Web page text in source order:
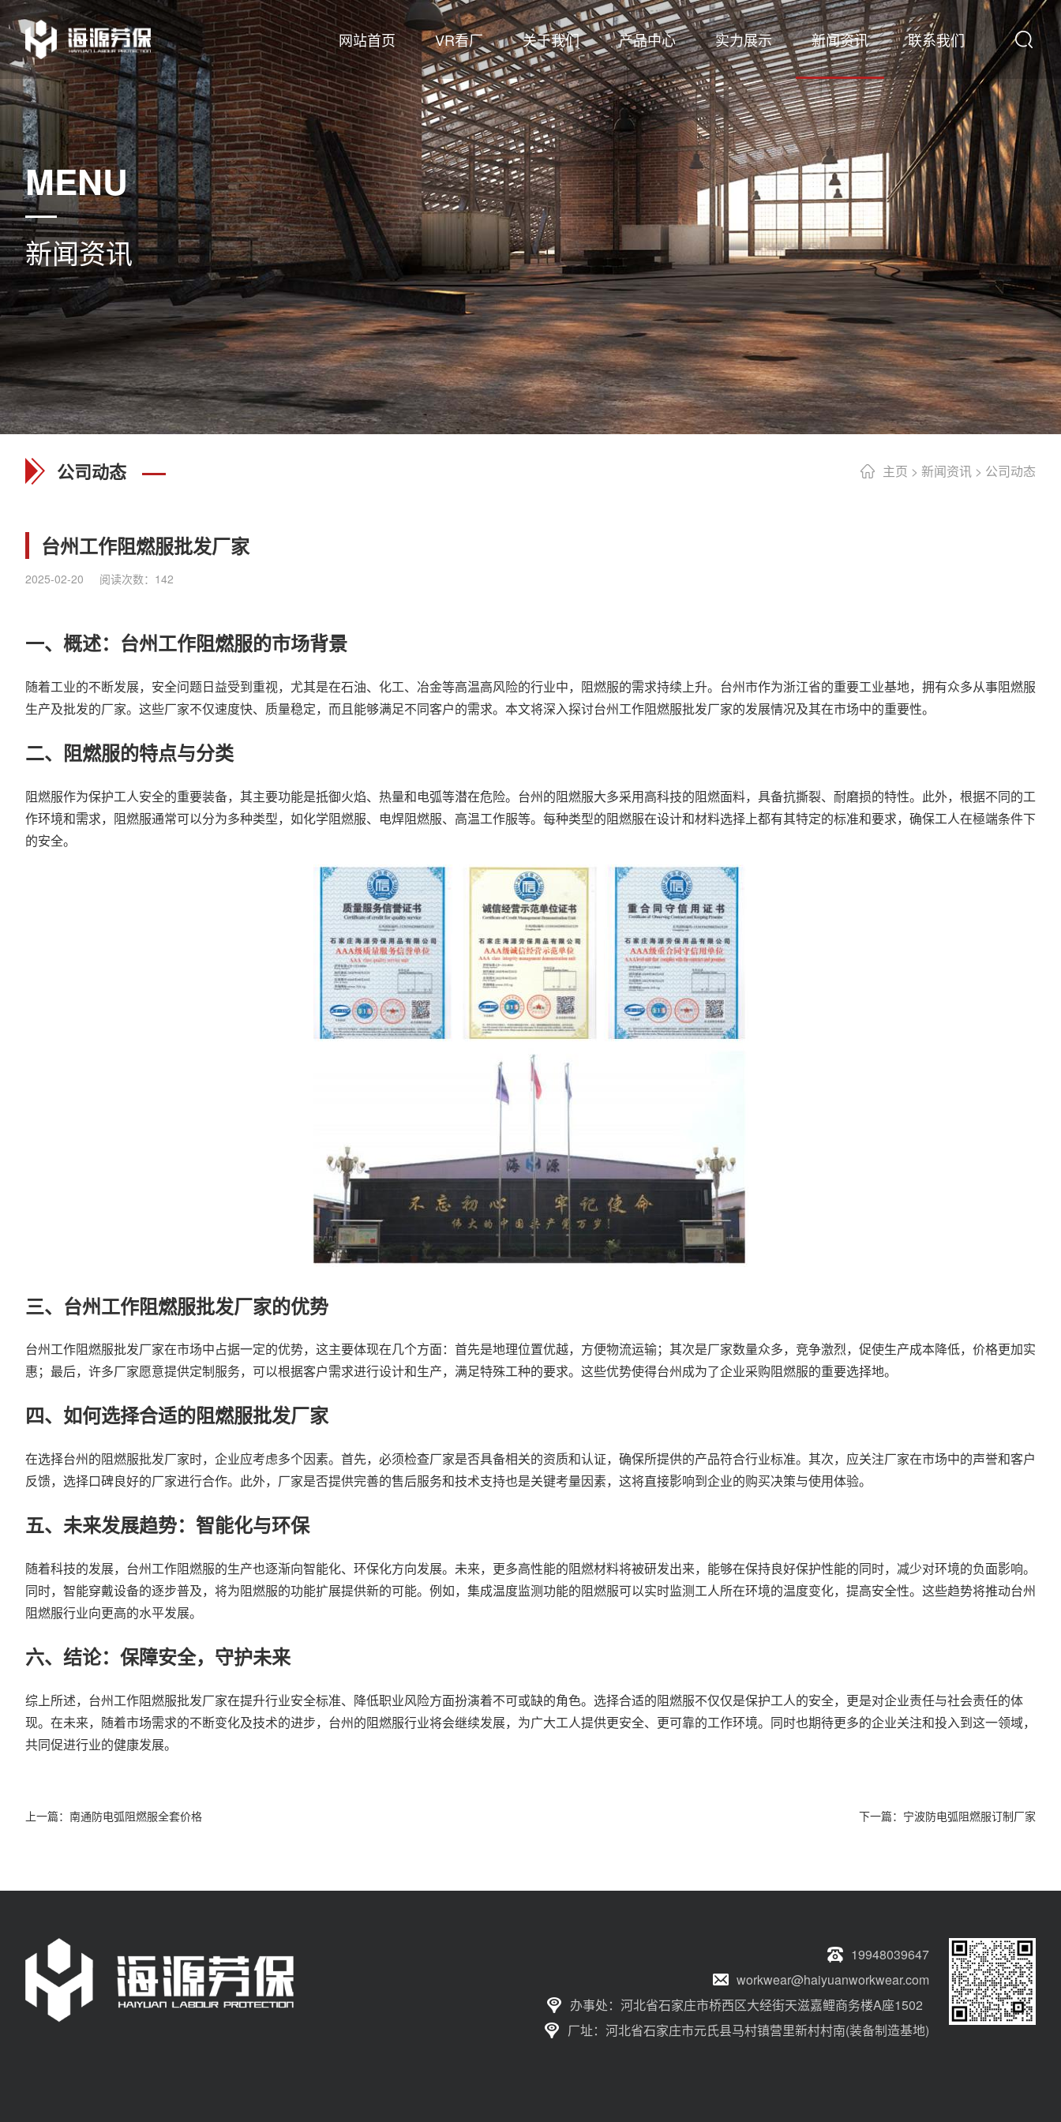
网站首页 VR看厂 关于我们 产品中心 实力展示 新闻资讯 联系我们
MENU
新闻资讯
主页 > 新闻资讯 > 公司动态
公司动态
台州工作阻燃服批发厂家
2025-02-20 阅读次数： 142
一、概述：台州工作阻燃服的市场背景
随着工业的不断发展，安全问题日益受到重视，尤其是在石油、化工、冶金等高温高风险的行业中，阻燃服的需求持续上升。台州市作为浙江省的重要工业基地，拥有众多从事阻燃服
生产及批发的厂家。这些厂家不仅速度快、质量稳定，而且能够满足不同客户的需求。本文将深入探讨台州工作阻燃服批发厂家的发展情况及其在市场中的重要性。
二、阻燃服的特点与分类
阻燃服作为保护工人安全的重要装备，其主要功能是抵御火焰、热量和电弧等潜在危险。台州的阻燃服大多采用高科技的阻燃面料，具备抗撕裂、耐磨损的特性。此外，根据不同的工
作环境和需求，阻燃服通常可以分为多种类型，如化学阻燃服、电焊阻燃服、高温工作服等。每种类型的阻燃服在设计和材料选择上都有其特定的标准和要求，确保工人在極端条件下
的安全。
三、台州工作阻燃服批发厂家的优势
台州工作阻燃服批发厂家在市场中占据一定的优势，这主要体现在几个方面：首先是地理位置优越，方便物流运输；其次是厂家数量众多，竞争激烈，促使生产成本降低，价格更加实
惠；最后，许多厂家愿意提供定制服务，可以根据客户需求进行设计和生产，满足特殊工种的要求。这些优势使得台州成为了企业采购阻燃服的重要选择地。
四、如何选择合适的阻燃服批发厂家
在选择台州的阻燃服批发厂家时，企业应考虑多个因素。首先，必须检查厂家是否具备相关的资质和认证，确保所提供的产品符合行业标准。其次，应关注厂家在市场中的声誉和客户
反馈，选择口碑良好的厂家进行合作。此外，厂家是否提供完善的售后服务和技术支持也是关键考量因素，这将直接影响到企业的购买决策与使用体验。
五、未来发展趋势：智能化与环保
随着科技的发展，台州工作阻燃服的生产也逐渐向智能化、环保化方向发展。未来，更多高性能的阻燃材料将被研发出来，能够在保持良好保护性能的同时，减少对环境的负面影响。
同时，智能穿戴设备的逐步普及，将为阻燃服的功能扩展提供新的可能。例如，集成温度监测功能的阻燃服可以实时监测工人所在环境的温度变化，提高安全性。这些趋势将推动台州
阻燃服行业向更高的水平发展。
六、结论：保障安全，守护未来
综上所述，台州工作阻燃服批发厂家在提升行业安全标准、降低职业风险方面扮演着不可或缺的角色。选择合适的阻燃服不仅仅是保护工人的安全，更是对企业责任与社会责任的体
现。在未来，随着市场需求的不断变化及技术的进步，台州的阻燃服行业将会继续发展，为广大工人提供更安全、更可靠的工作环境。同时也期待更多的企业关注和投入到这一领域，
共同促进行业的健康发展。
上一篇： 南通防电弧阻燃服全套价格 下一篇： 宁波防电弧阻燃服订制厂家
19948039647
workwear@haiyuanworkwear.com
办事处：河北省石家庄市桥西区大经街天滋嘉鲤商务楼A座1502
厂址：河北省石家庄市元氏县马村镇营里新村村南(装备制造基地)